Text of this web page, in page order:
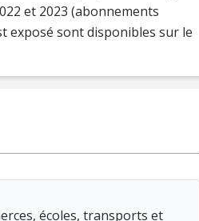
et 2023 (abonnements
exposé sont disponibles sur le
écoles, transports et